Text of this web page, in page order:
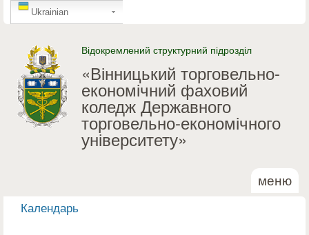
Перейти до основного
GTranslate
Ukrainian
Відокремлений структурний підрозділ
«Вінницький торговельно-
економічний фаховий
коледж Державного
торговельно-економічного
університету»
меню
Ви є тут
Календарь